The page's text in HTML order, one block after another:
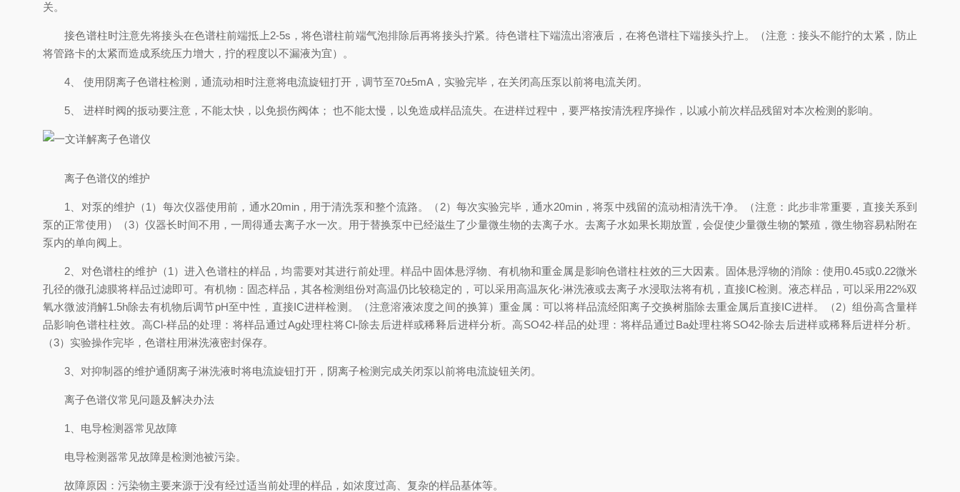
关。
接色谱柱时注意先将接头在色谱柱前端抵上2-5s，将色谱柱前端气泡排除后再将接头拧紧。待色谱柱下端流出溶液后，在将色谱柱下端接头拧上。（注意：接头不能拧的太紧，防止
将管路卡的太紧而造成系统压力增大，拧的程度以不漏液为宜）。
4、 使用阴离子色谱柱检测，通流动相时注意将电流旋钮打开，调节至70±5mA，实验完毕，在关闭高压泵以前将电流关闭。
5、 进样时阀的扳动要注意，不能太快，以免损伤阀体； 也不能太慢，以免造成样品流失。在进样过程中，要严格按清洗程序操作，以减小前次样品残留对本次检测的影响。
离子色谱仪的维护
1、对泵的维护（1）每次仪器使用前，通水20min，用于清洗泵和整个流路。（2）每次实验完毕，通水20min，将泵中残留的流动相清洗干净。（注意：此步非常重要，直接关系到
泵的正常使用）（3）仪器长时间不用，一周得通去离子水一次。用于替换泵中已经滋生了少量微生物的去离子水。去离子水如果长期放置，会促使少量微生物的繁殖，微生物容易粘附在
泵内的单向阀上。
2、对色谱柱的维护（1）进入色谱柱的样品，均需要对其进行前处理。样品中固体悬浮物、有机物和重金属是影响色谱柱柱效的三大因素。固体悬浮物的消除：使用0.45或0.22微米
孔径的微孔滤膜将样品过滤即可。有机物：固态样品，其各检测组份对高温仍比较稳定的，可以采用高温灰化-淋洗液或去离子水浸取法将有机，直接IC检测。液态样品，可以采用22%双
氧水微波消解1.5h除去有机物后调节pH至中性，直接IC进样检测。（注意溶液浓度之间的换算）重金属：可以将样品流经阳离子交换树脂除去重金属后直接IC进样。（2）组份高含量样
品影响色谱柱柱效。高Cl-样品的处理：将样品通过Ag处理柱将Cl-除去后进样或稀释后进样分析。高SO42-样品的处理：将样品通过Ba处理柱将SO42-除去后进样或稀释后进样分析。
（3）实验操作完毕，色谱柱用淋洗液密封保存。
3、对抑制器的维护通阴离子淋洗液时将电流旋钮打开，阴离子检测完成关闭泵以前将电流旋钮关闭。
离子色谱仪常见问题及解决办法
1、电导检测器常见故障
电导检测器常见故障是检测池被污染。
故障原因：污染物主要来源于没有经过适当前处理的样品，如浓度过高、复杂的样品基体等。